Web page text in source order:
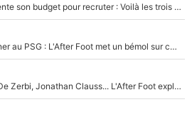
Decathlon-CMA CGM augmente son budget pour recruter : Voilà les trois premiers coureurs qui font rejoindre Paul Seixas en 2027 !
Ferran Torres accepte de signer au PSG : L'After Foot met un bémol sur ce transfert, le champion du monde va couter trop cher ?
Mason Greenwood, Roberto De Zerbi, Jonathan Clauss... L'After Foot explique pourquoi Medhi Benatia a craqué à l'OM !